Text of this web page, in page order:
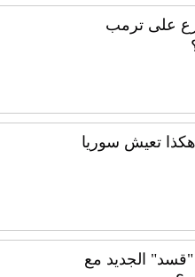
على ترمب
تعيش سوريا
"قسد" الجديد مع